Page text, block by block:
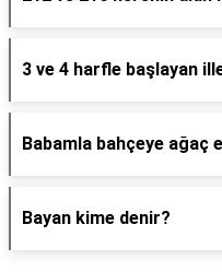
3 ve 4 harfle başlayan
Babamla bahçeye ağaç
Bayan kime denir?